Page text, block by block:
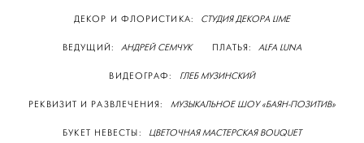
ДЕКОР И ФЛОРИСТИКА: СТУДИЯ ДЕКОРА LIME
ВЕДУЩИЙ: АНДРЕЙ СЕМЧУК ПЛАТЬЯ: ALFA LUNA
ВИДЕОГРАФ: ГЛЕБ МУЗИНСКИЙ
РЕКВИЗИТ И РАЗВЛЕЧЕНИЯ: МУЗЫКАЛЬНОЕ ШОУ «БАЯН-ПОЗИТИВ»
БУКЕТ НЕВЕСТЫ: ЦВЕТОЧНАЯ МАСТЕРСКАЯ BOUQUET